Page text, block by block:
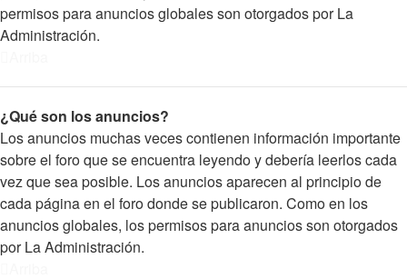
permisos para anuncios globales son otorgados por La
Administración.
¿Qué son los anuncios?
Los anuncios muchas veces contienen información importante
sobre el foro que se encuentra leyendo y debería leerlos cada
vez que sea posible. Los anuncios aparecen al principio de
cada página en el foro donde se publicaron. Como en los
anuncios globales, los permisos para anuncios son otorgados
por La Administración.